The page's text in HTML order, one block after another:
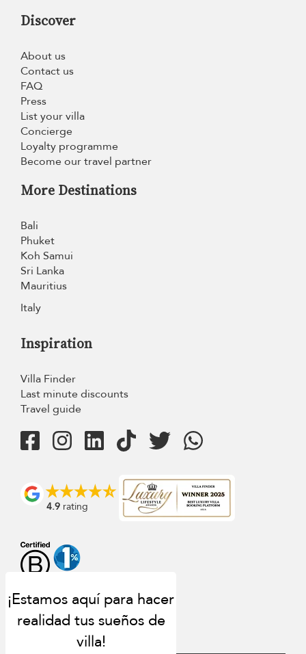
Discover
About us
Contact us
FAQ
Press
List your villa
Concierge
Loyalty programme
Become our travel partner
More Destinations
Bali
Phuket
Koh Samui
Sri Lanka
Mauritius
Italy
Inspiration
Villa Finder
Last minute discounts
Travel guide
4.9 rating